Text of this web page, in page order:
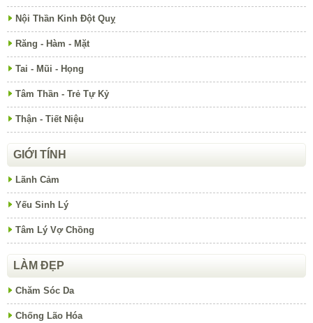
Nội Thần Kinh Đột Quỵ
Răng - Hàm - Mặt
Tai - Mũi - Họng
Tâm Thần - Trẻ Tự Kỷ
Thận - Tiết Niệu
GIỚI TÍNH
Lãnh Cảm
Yếu Sinh Lý
Tâm Lý Vợ Chồng
LÀM ĐẸP
Chăm Sóc Da
Chống Lão Hóa